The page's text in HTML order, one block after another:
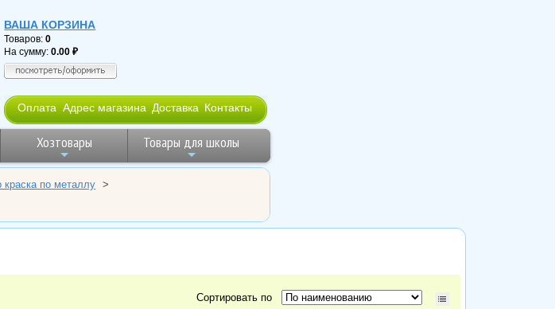
ВАША КОРЗИНА
Товаров:0
На сумму:0.00
Оплата Адрес магазина Доставка Контакты
Хозтовары Товары для школы
краска по металлу
>
Сортировать по